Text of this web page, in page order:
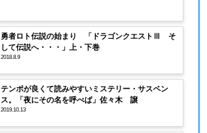
勇者ロト伝説の始まり 「ドラゴンクエストⅢ そ
して伝説へ・・・」上・下巻
2018.8.9
テンポが良くて読みやすいミステリー・サスペン
ス。「夜にその名を呼べば」佐々木 譲
2019.10.13